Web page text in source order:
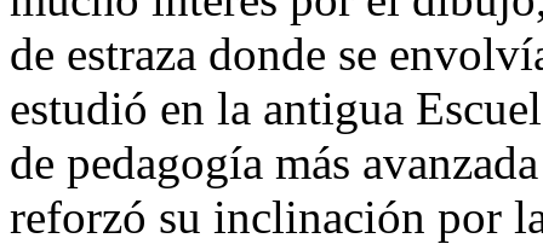
de estraza donde se
estudió en la antigua
de pedagogía más
reforzó su inclinación por